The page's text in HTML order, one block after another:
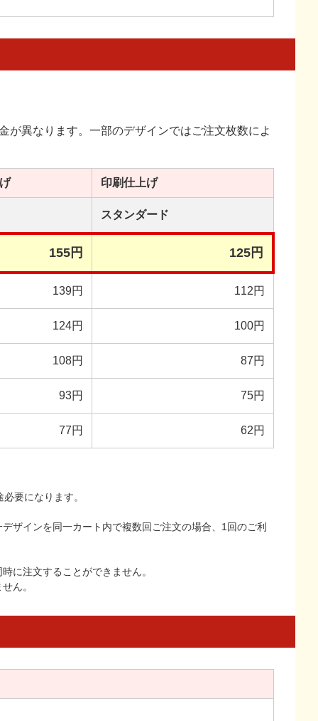
が異なります。一部のデザインではご注文枚数によ
印刷仕上げ
スタンダード
155円 125円
139円 112円
124円 100円
108円 87円
93円 75円
77円 62円
要になります。
ザインを同一カート内で複数回ご注文の場合、1回のご利
に注文することができません。
ん。